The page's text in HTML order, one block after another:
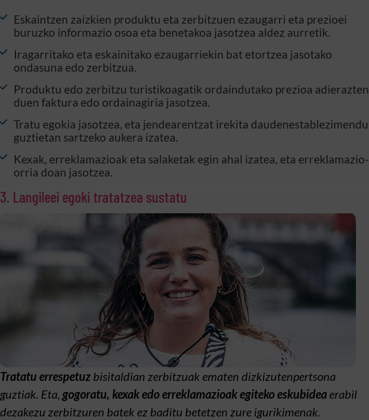
Eskaintzen zaizkien produktu eta zerbitzuen ezaugarri eta prezioei
buruzko informazio osoa eta benetakoa jasotzea aldez aurretik.
Iragarritako eta eskainitako ezaugarriekin bat etortzea jasotako
ondasuna edo zerbitzua.
Produktu edo zerbitzu turistikoagatik ordaindutako prezioa adierazten
duen faktura edo ordainagiria jasotzea.
Tratu egokia jasotzea, eta jendearentzat irekita daudenestablezimendu
guztietan sartzeko aukera izatea.
Kexak, erreklamazioak eta salaketak egin ahal izatea, eta erreklamazio-
orria doan jasotzea.
3. Langileei egoki tratatzea sustatu
Tratatu errespetuz bisitaldian zerbitzuak ematen dizkizutenpertsona
guztiak. Eta, gogoratu, kexak edo erreklamazioak egiteko eskubideaerabil
dezakezu zerbitzuren batek ez baditu betetzen zure igurikimenak.